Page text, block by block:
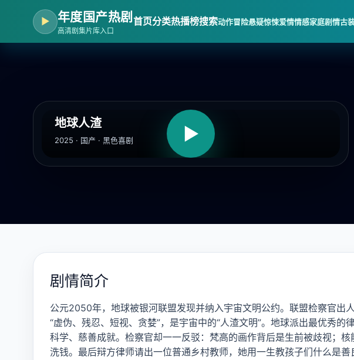
▶ 年度国产热剧
高清剧集片库入口
首页分类热播榜搜索动作冒险悬疑惊悚爱情情感家庭剧情古
▶
地球人渣
2025 · 国产 · 黑色喜剧
剧情简介
公元2050年，地球被银河联盟发现并纳入宇宙文明公约。联盟检察官出
“虚伪、残忍、短视、贪婪”，是宇宙中的“人渣文明”。地球派出最优秀的
科学、慈善成就。检察官却一一反驳：梵高的画作背后是生前被歧视；
洗钱。最后辩方律师请出一位普通乡村教师，她用一生教孩子们什么是